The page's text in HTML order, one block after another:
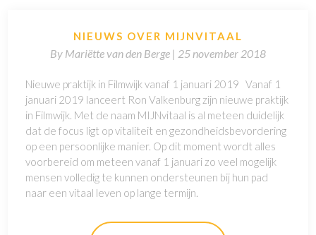
NIEUWS OVER MIJNVITAAL
By Mariëtte van den Berge | 25 november 2018
Nieuwe praktijk in Filmwijk vanaf 1 januari 2019 Vanaf 1
januari 2019 lanceert Ron Valkenburg zijn nieuwe praktijk
in Filmwijk. Met de naam MIJNvitaal is al meteen duidelijk
dat de focus ligt op vitaliteit en gezondheidsbevordering
op een persoonlijke manier. Op dit moment wordt alles
voorbereid om meteen vanaf 1 januari zo veel mogelijk
mensen volledig te kunnen ondersteunen bij hun pad
naar een vitaal leven op lange termijn.